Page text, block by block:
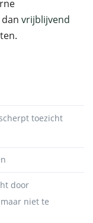
vrijblijvend
toezicht
door
niet te